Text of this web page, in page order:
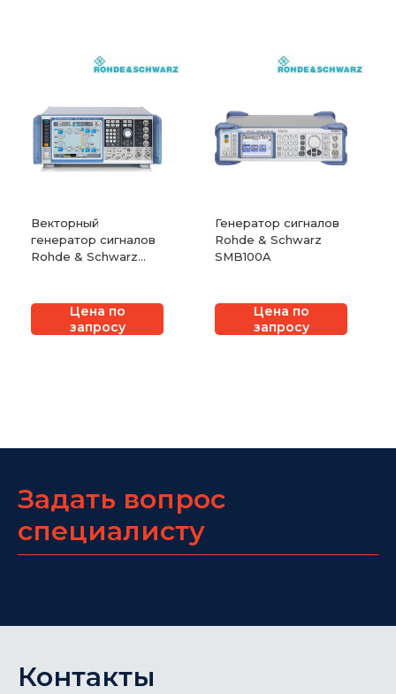
Векторный
генератор сигналов
Rohde & Schwarz
Цена по
запросу
Генератор сигналов
Rohde & Schwarz
SMB100A
Цена по
запросу
Задать вопрос
специалисту
Контакты